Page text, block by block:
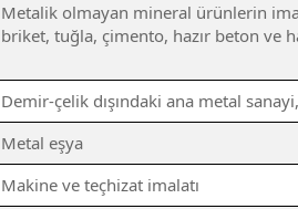
Metalik olmayan mineral ürünlerin
briket, tuğla, çimento, hazır beton ve
Demir-çelik dışındaki ana metal
Metal eşya
Makine ve teçhizat imalatı